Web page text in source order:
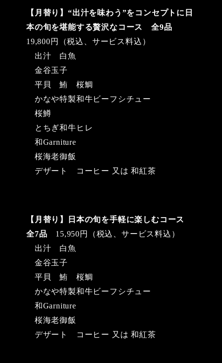
【月替り】“出汁を味わう”をコンセプトに日
本の旬を堪能する贅沢なコース 全9品
19,800円（税込、サービス料込）
出汁 白魚
金谷玉子
平貝 鮪 桜鯛
かなや特製和牛ビーフシチュー
桜鱒
とちぎ和牛ヒレ
和Garniture
桜海老御飯
デザート コーヒー 又は 和紅茶
【月替り】日本の旬を手軽に楽しむコース
全7品
15,950円（税込、サービス料込）
出汁 白魚
金谷玉子
平貝 鮪 桜鯛
かなや特製和牛ビーフシチュー
和Garniture
桜海老御飯
デザート コーヒー 又は 和紅茶